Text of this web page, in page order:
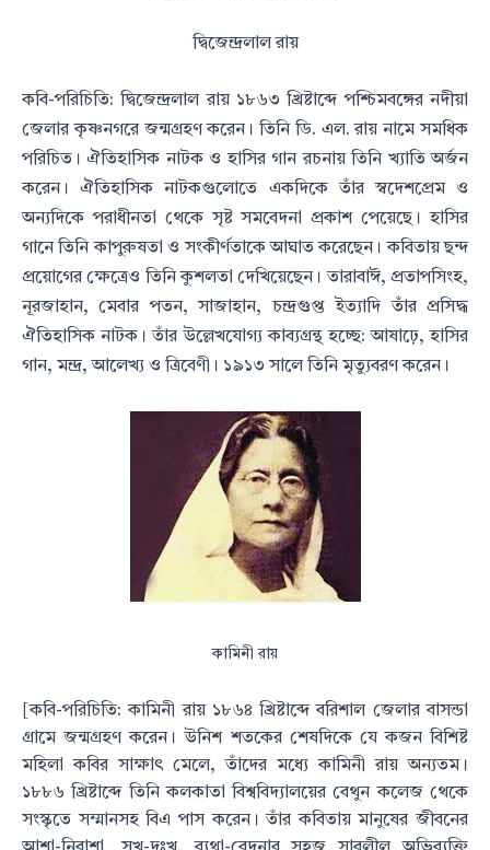
দ্বিজেন্দ্রলাল রায়
কবি-পরিচিতি: দ্বিজেন্দ্রলাল রায় ১৮৬৩ খ্রিষ্টাব্দে পশ্চিমবঙ্গের নদীয়া
জেলার কৃষ্ণনগরে জন্মগ্রহণ করেন। তিনি ডি. এল. রায়নামে সমধিক
পরিচিত। ঐতিহাসিক নাটক ও হাসির গান রচনায় তিনি খ্যাতি অর্জন
করেন। ঐতিহাসিক নাটকগুলোতে একদিকেতাঁর স্বদেশপ্রেম ও
অন্যদিকে পরাধীনতা থেকে সৃষ্ট সমবেদনা প্রকাশ পেয়েছে। হাসির
গানে তিনি কাপুরুষতা ও সংকীর্ণতাকে আঘাত করেছেন।কবিতায় ছন্দ
প্রয়োগের ক্ষেত্রেও তিনি কুশলতা দেখিয়েছেন। তারাবাঈ, প্রতাপসিংহ,
নূরজাহান, মেবার পতন, সাজাহান, চন্দ্রগুপ্তইত্যাদি তাঁর প্রসিদ্ধ
ঐতিহাসিক নাটক। তাঁর উল্লেখযোগ্য কাব্যগ্রন্থ হচ্ছে: আষাঢ়ে, হাসির
গান, মন্দ্র, আলেখ্য ও ত্রিবেণী। ১৯১৩ সালে তিনি মৃত্যুবরণ করেন।
কামিনী রায়
[কবি-পরিচিতি: কামিনী রায় ১৮৬৪ খ্রিষ্টাব্দে বরিশাল জেলার বাসন্ডা
গ্রামে জন্মগ্রহণ করেন। উনিশ শতকের শেষদিকে যে কজন বিশিষ্ট
মহিলা কবির সাক্ষাৎ মেলে, তাঁদের মধ্যে কামিনী রায় অন্যতম।
১৮৮৬ খ্রিষ্টাব্দে তিনি কলকাতা বিশ্ববিদ্যালয়ের বেথুন কলেজ থেকে
সংস্কৃতে সম্মানসহ বিএ পাস করেন। তাঁর কবিতায় মানুষের জীবনের